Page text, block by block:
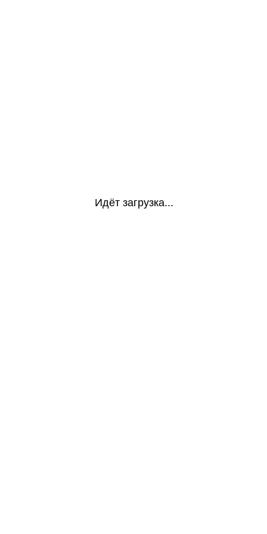
Идёт загрузка...